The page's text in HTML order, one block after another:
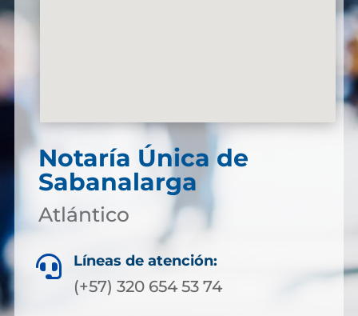
Notaría Única de
Sabanalarga
Atlántico
 Líneas de atención:
(+57) 320 654 53 74